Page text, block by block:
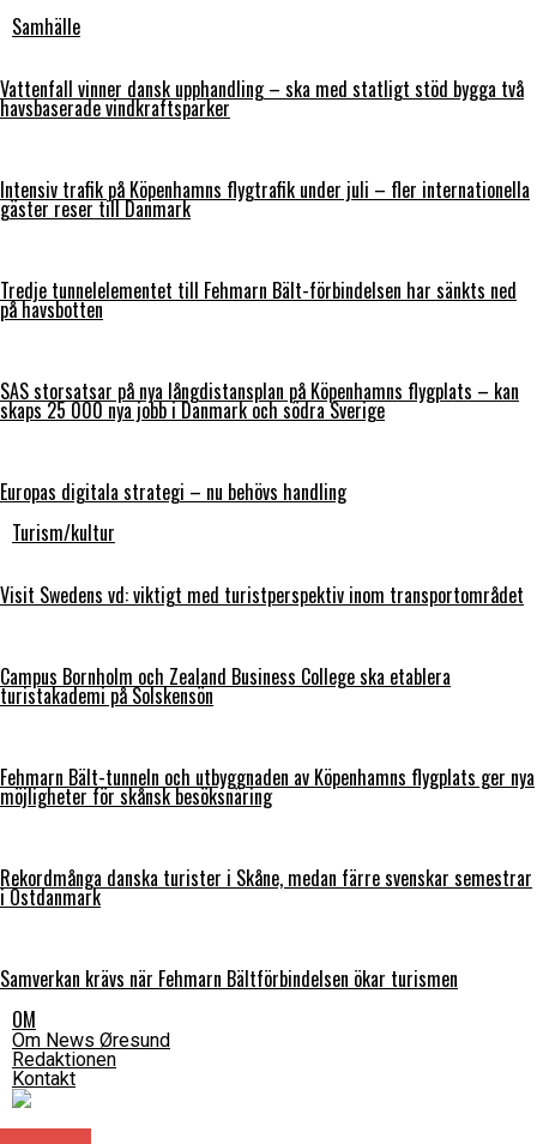
Samhälle
Vattenfall vinner dansk upphandling – ska med statligt stöd bygga två
havsbaserade vindkraftsparker
Intensiv trafik på Köpenhamns flygtrafik under juli – fler internationella
gäster reser till Danmark
Tredje tunnelelementet till Fehmarn Bält-förbindelsen har sänkts ned
på havsbotten
SAS storsatsar på nya långdistansplan på Köpenhamns flygplats – kan
skaps 25 000 nya jobb i Danmark och södra Sverige
Europas digitala strategi – nu behövs handling
Turism/kultur
Visit Swedens vd: viktigt med turistperspektiv inom transportområdet
Campus Bornholm och Zealand Business College ska etablera
turistakademi på Solskensön
Fehmarn Bält-tunneln och utbyggnaden av Köpenhamns flygplats ger nya
möjligheter för skånsk besöksnäring
Rekordmånga danska turister i Skåne, medan färre svenskar semestrar
i Östdanmark
Samverkan krävs när Fehmarn Bältförbindelsen ökar turismen
OM
Om News Øresund
Redaktionen
Kontakt